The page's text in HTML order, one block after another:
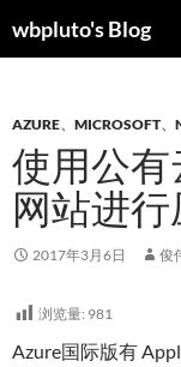
至wbpluto's Blog
索
AZURE、 MICROSOFT、
使用公
网站进
2017年3月6日 俊
浏览量: 981
Azure国际版有